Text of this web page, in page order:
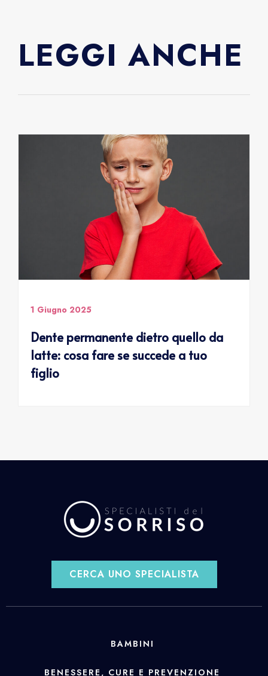
LEGGI ANCHE
1 Giugno 2025
Dente permanente dietro quello da
latte: cosa fare se succede a tuo
figlio
CERCA UNO SPECIALISTA
BAMBINI
BENESSERE, CURE E PREVENZIONE